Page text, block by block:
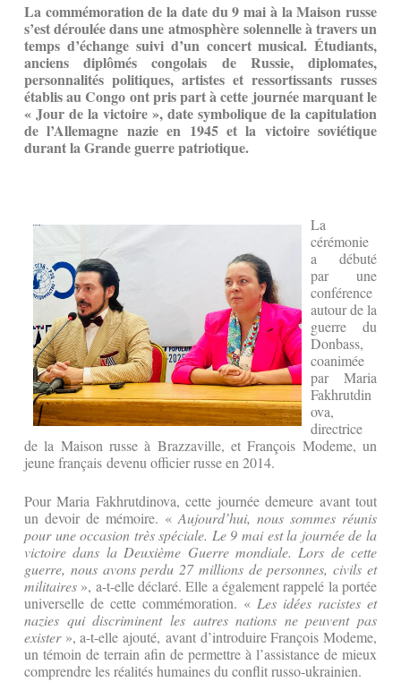
La commémoration de la date du 9 mai à la Maison russe
s’est déroulée dans une atmosphère solennelle à travers un
temps d’échange suivi d’un concert musical. Étudiants,
anciens diplômés congolais de Russie, diplomates,
personnalités politiques, artistes et ressortissants russes
établis au Congo ont pris part à cette journée marquant le
« Jour de la victoire », date symbolique de la capitulation
de l’Allemagne nazie en 1945 et la victoire soviétique
durant la Grande guerre patriotique.
La
cérémonie
a débuté
par une
conférence
autour de la
guerre du
Donbass,
coanimée
par Maria
Fakhrutdin
ova,
directrice
de la Maison russe à Brazzaville, et François Modeme, un
jeune français devenu officier russe en 2014.
Pour Maria Fakhrutdinova, cette journée demeure avant tout
un devoir de mémoire. «Aujourd’hui, nous sommes réunis
pour une occasion très spéciale. Le 9 mai est la journée de la
victoire dans la Deuxième Guerre mondiale. Lors de cette
guerre, nous avons perdu 27 millions de personnes, civils et
militaires », a-t-elle déclaré. Elle a également rappelé la portée
universelle de cette commémoration. « Les idées racistes et
nazies qui discriminent les autres nations ne peuvent pas
exister», a-t-elle ajouté, avant d’introduire François Modeme,
un témoin de terrain afin de permettre à l’assistance de mieux
comprendre les réalités humaines du conflit russo-ukrainien.